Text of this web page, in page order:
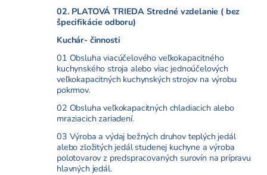
02. PLATOVÁ TRIEDA Stredné vzdelanie ( bez
špecifikácie odboru)
Kuchár- činnosti
01 Obsluha viacúčelového veľkokapacitného
kuchynského stroja alebo viac jednoúčelových
veľkokapacitných kuchynských strojov na výrobu
pokrmov.
02 Obsluha veľkokapacitných chladiacich alebo
mraziacich zariadení.
03 Výroba a výdaj bežných druhov teplých jedál
alebo zložitých jedál studenej kuchyne a výroba
polotovarov z predspracovaných surovín na prípravu
hlavných jedál.